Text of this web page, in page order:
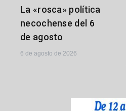
La «rosca» política
necochense del 6
de agosto
6 de agosto de 2026